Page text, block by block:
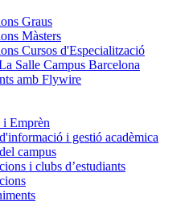
Graus
Màsters
Cursos d'Especialització
Salle Campus Barcelona
amb Flywire
i Emprèn
i gestió acadèmica
campus
i clubs d’estudiants